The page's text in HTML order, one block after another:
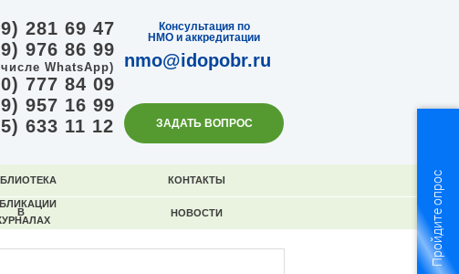
Консультация по
НМО и аккредитации
nmo@idopobr.ru
ЗАДАТЬ ВОПРОС
281 69 47
976 86 99
WhatsApp)
777 84 09
957 16 99
633 11 12
КОНТАКТЫ
В НОВОСТИ Пройдите опрос